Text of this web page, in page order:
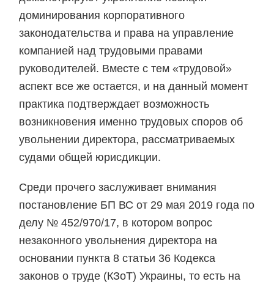
доминирования корпоративного
законодательства и права на управление
компанией над трудовыми правами
руководителей. Вместе с тем «трудовой»
аспект все же остается, и на данный момент
практика подтверждает возможность
возникновения именно трудовых споров об
увольнении директора, рассматриваемых
судами общей юрисдикции.
Среди прочего заслуживает внимания
постановление БП ВС от 29 мая 2019 года по
делу № 452/970/17, в котором вопрос
незаконного увольнения директора на
основании пункта 8 статьи 36 Кодекса
законов о труде (КЗоТ) Украины, то есть на